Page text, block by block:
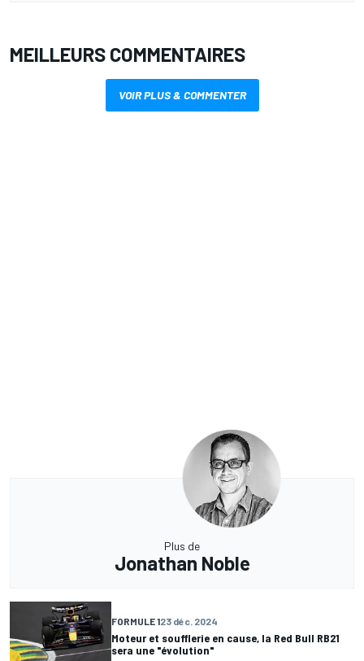
MEILLEURS COMMENTAIRES
VOIR PLUS & COMMENTER
Plus de
Jonathan Noble
FORMULE 123 déc. 2024
Moteur et soufflerie en cause, la Red Bull RB21
sera une "évolution"